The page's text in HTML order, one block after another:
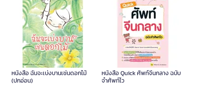
หนังสือ ฉันจะเบ่งบานเช่นดอกไม้
(ปกอ่อน)
หนังสือ Quick ศัพท์จีนกลาง ฉบับ
จำศัพท์ไว